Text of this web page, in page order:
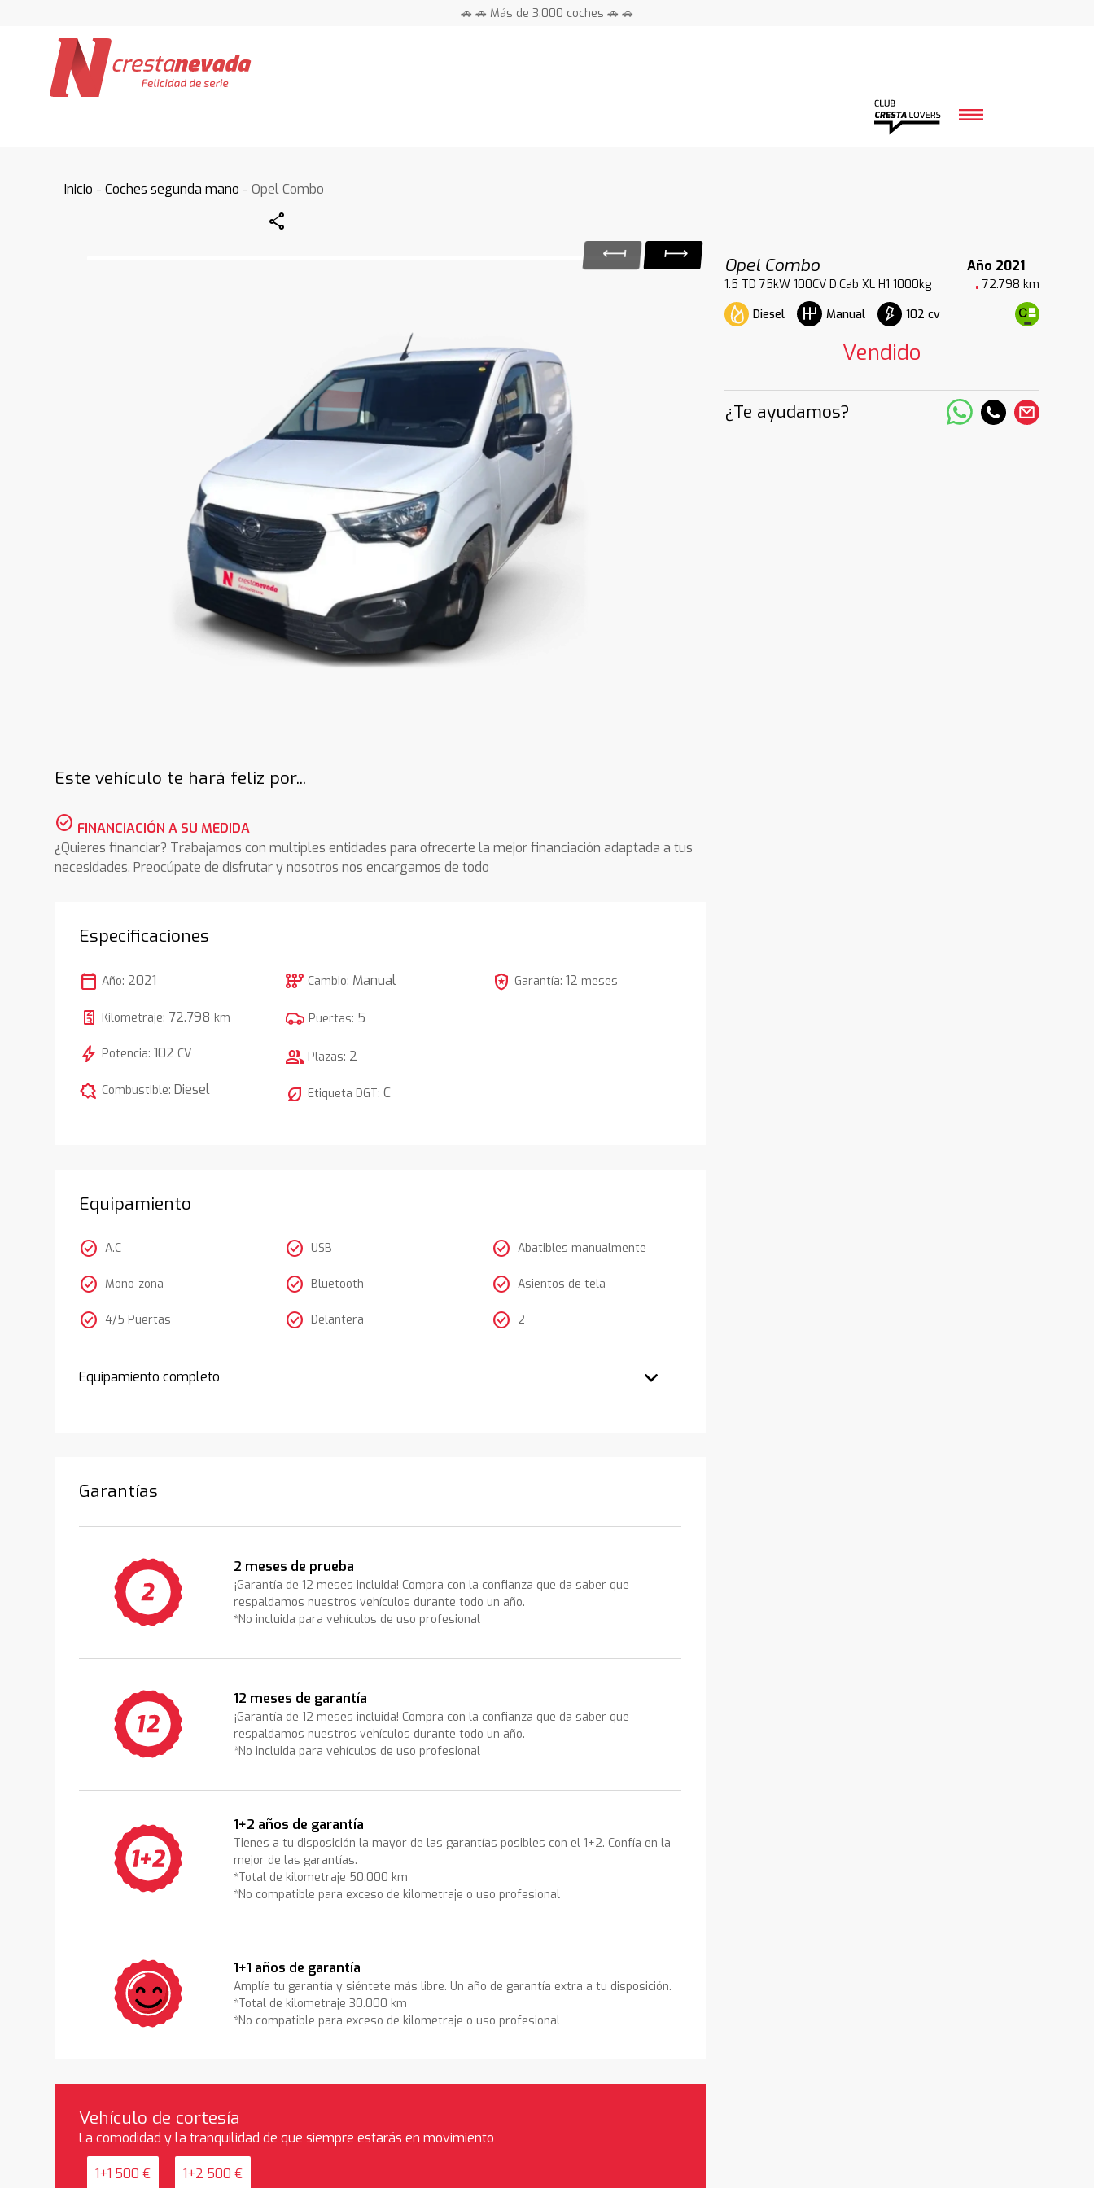
🚗 🚗 Más de 3.000 coches 🚗 🚗
Inicio -Coches segunda mano - Opel Combo
Share
Opel Combo
Año 2021
1.5 TD 75kW 100CV D.Cab XL H1 1000kg
72.798 km
Diesel
Manual 102 cv
Vendido
¿Te ayudamos?
Este vehículo te hará feliz por...
check_circle FINANCIACIÓN A SU MEDIDA
¿Quieres financiar? Trabajamos con multiples entidades para ofrecerte la mejor financiación adaptada a tus
necesidades. Preocúpate de disfrutar y nosotros nos encargamos de todo
Especificaciones
calendar_today Año: 2021
Kilometraje: 72.798 km
bolt Potencia:102 CV
comic_bubble Combustible:Diesel
auto_transmission Cambio: Manual
Puertas: 5
group Plazas: 2
nest_eco_leaf Etiqueta DGT:C
local_police Garantía: 12 meses
Equipamiento
check_circle A.C
check_circle Mono-zona
check_circle 4/5 Puertas
check_circle USB
check_circle Bluetooth
check_circle Delantera
check_circle Abatibles manualmente
check_circle Asientos de tela
check_circle 2
Equipamiento completo
Garantías
2 meses de prueba
¡Garantía de 12 meses incluida! Compra con la confianza que da saber que
respaldamos nuestros vehículos durante todo un año.
*No incluida para vehículos de uso profesional
12 meses de garantía
¡Garantía de 12 meses incluida! Compra con la confianza que da saber que
respaldamos nuestros vehículos durante todo un año.
*No incluida para vehículos de uso profesional
1+2 años de garantía
Tienes a tu disposición la mayor de las garantías posibles con el 1+2. Confía en la
mejor de las garantías.
*Total de kilometraje 50.000 km
*No compatible para exceso de kilometraje o uso profesional
1+1 años de garantía
Amplía tu garantía y siéntete más libre. Un año de garantía extra a tu disposición.
*Total de kilometraje 30.000 km
*No compatible para exceso de kilometraje o uso profesional
Vehículo de cortesía
La comodidad y la tranquilidad de que siempre estarás en movimiento
1+1 500 € 1+2 500 €